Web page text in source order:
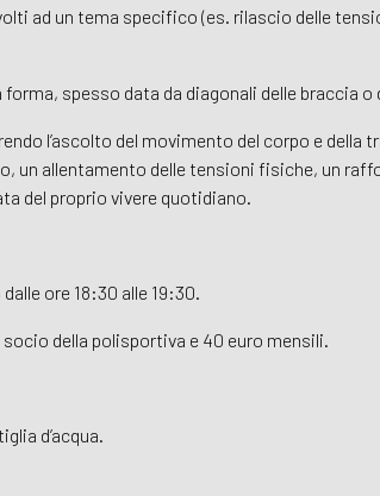
ad un tema specifico (es. rilascio delle
spesso data da diagonali delle braccia
l’ascolto del movimento del corpo e della
un allentamento delle tensioni fisiche, un
del proprio vivere quotidiano.
ore 18:30 alle 19:30.
della polisportiva e 40 euro mensili.
d’acqua.